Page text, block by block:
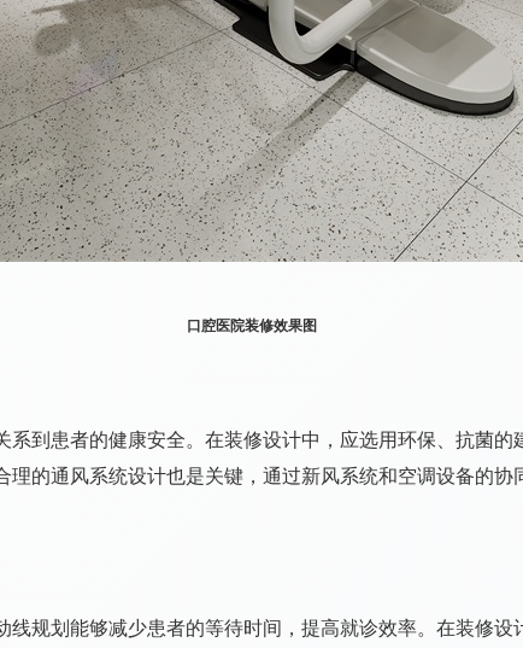
口腔医院装修效果图
患者的健康安全。在装修设计中，应选用环保、抗菌的
的通风系统设计也是关键，通过新风系统和空调设备的
划能够减少患者的等待时间，提高就诊效率。在装修设